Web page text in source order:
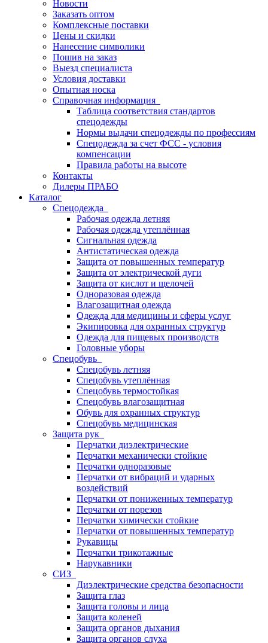
Новости
Заказать оптом
Комплексные поставки
Цены и скидки
Нанесение символики
Пошив на заказ
Выезд специалиста
Условия доставки
Опытная носка
Справочная информация
Таблица соответствия стандартов
спецодежды
Нормы выдачи спецодежды по профессиям
Спецодежда за счет ФСС - условия
компенсации
Правила работы на высоте
Контакты
Дилеры ПРАБО
Каталог
Спецодежда
Рабочая одежда летняя
Рабочая одежда утеплённая
Сигнальная одежда
Антистатическая одежда
Защита от повышенных температур
Защита от электрической дуги
Защита от кислот и щелочей
Одноразовая одежда
Влагозащитная одежда
Одежда для медицины и сферы услуг
Экипировка для охранных структур
Одежда для пищевых производств
Головные уборы
Спецобувь
Спецобувь летняя
Спецобувь утеплённая
Спецобувь термостойкая
Спецобувь влагозащитная
Обувь для охранных структур
Спецобувь медицинская
Защита рук
Перчатки диэлектрические
Перчатки механически стойкие
Перчатки одноразовые
Перчатки от вибраций и ударных
воздействий
Перчатки от пониженных температур
Перчатки от порезов
Перчатки химически стойкие
Перчатки от повышенных температур
Рукавицы
Перчатки трикотажные
Нарукавники
СИЗ
Диэлектрические средства безопасности
Защита глаз
Защита головы и лица
Защита коленей
Защита органов дыхания
Защита органов слуха